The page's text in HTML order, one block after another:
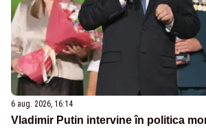
6 aug. 2026, 16:14
Vladimir Putin intervine în politica